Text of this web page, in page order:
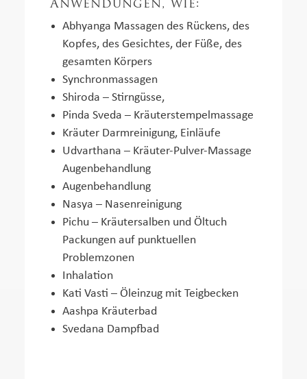
Anwendungen, wie:
Abhyanga Massagen des Rückens, des
Kopfes, des Gesichtes, der Füße, des
gesamten Körpers
Synchronmassagen
Shiroda – Stirngüsse,
Pinda Sveda – Kräuterstempelmassage
Kräuter Darmreinigung, Einläufe
Udvarthana – Kräuter-Pulver-Massage
Augenbehandlung
Augenbehandlung
Nasya – Nasenreinigung
Pichu – Kräutersalben und Öltuch
Packungen auf punktuellen
Problemzonen
Inhalation
Kati Vasti – Öleinzug mit Teigbecken
Aashpa Kräuterbad
Svedana Dampfbad